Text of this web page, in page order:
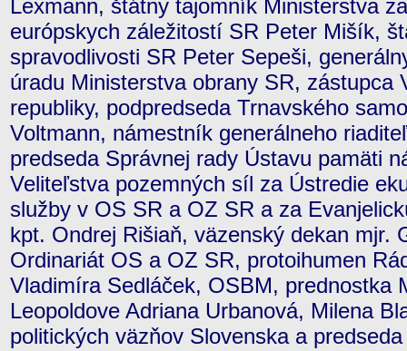
Lexmann, štátny tajomník Ministerstva
európskych záležitostí SR Peter Mišík,
spravodlivosti SR Peter Sepeši,
úradu Ministerstva obrany SR, zástupca
republiky, podpredseda Trnavského
Voltmann, námestník generálneho
predseda Správnej rady Ústavu pamäti
Veliteľstva pozemných síl za Ústredie
služby v OS SR a OZ SR a za
kpt. Ondrej Rišiaň, väzenský dekan mjr.
Ordinariát OS a OZ SR, protoihumen
Vladimíra Sedláček, OSBM, prednostka
Leopoldove Adriana Urbanová, Milena
politických väzňov Slovenska a